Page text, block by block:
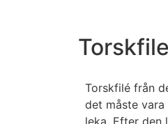
Torskfilé från
det måste